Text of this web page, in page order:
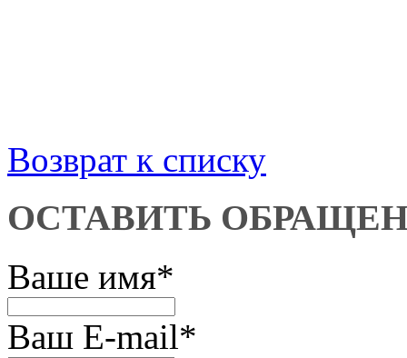
Возврат к списку
ОСТАВИТЬ
Ваше имя*
Ваш E-mail*